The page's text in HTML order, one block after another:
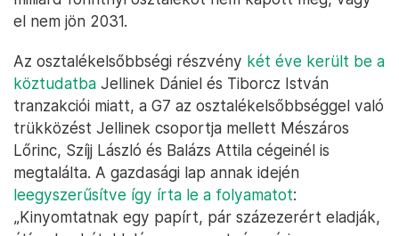
el nem jön 2031.
Az osztalékelsőbbségi részvény két éve került be a
köztudatba Jellinek Dániel és Tiborcz István
tranzakciói miatt, a G7 az osztalékelsőbbséggel való
trükközést Jellinek csoportja mellett Mészáros
Lőrinc, Szíjj László és Balázs Attila cégeinél is
megtalálta. A gazdasági lap annak idején
leegyszerűsítve így írta le a folyamatot:
„Kinyomtatnak egy papírt, pár százezerért eladják,